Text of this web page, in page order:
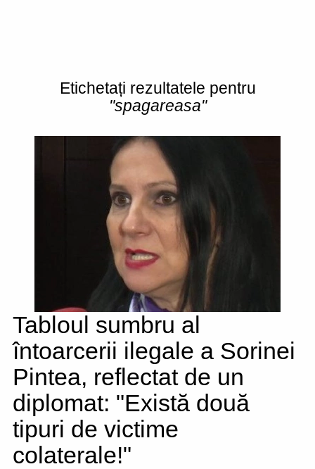
Etichetați rezultatele pentru
"spagareasa"
Tabloul sumbru al
întoarcerii ilegale a Sorinei
Pintea, reflectat de un
diplomat: "Există două
tipuri de victime
colaterale!"